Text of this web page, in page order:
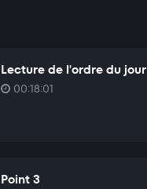
Lecture de l'ordre du jour
00:18:01
Point 3